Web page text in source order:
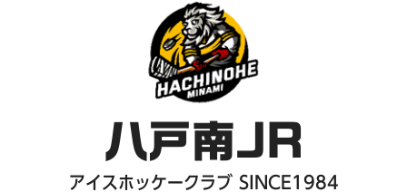
八戸南JR
アイスホッケークラブ SINCE1984